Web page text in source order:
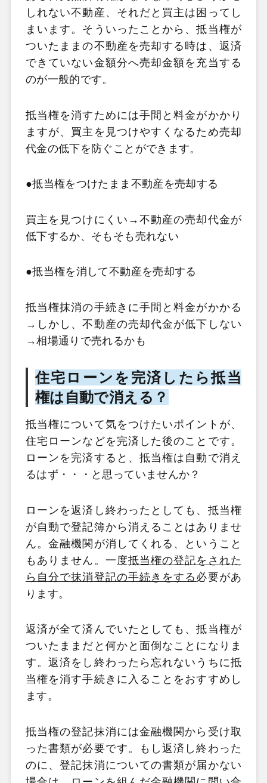
しれない不動産、それだと買主は困ってし
まいます。そういったことから、抵当権が
ついたままの不動産を売却する時は、返済
できていない金額分へ売却金額を充当する
のが一般的です。
抵当権を消すためには手間と料金がかかり
ますが、買主を見つけやすくなるため売却
代金の低下を防ぐことができます。
●抵当権をつけたまま不動産を売却する
買主を見つけにくい→不動産の売却代金が
低下するか、そもそも売れない
●抵当権を消して不動産を売却する
抵当権抹消の手続きに手間と料金がかかる
→しかし、不動産の売却代金が低下しない
→相場通りで売れるかも
住宅ローンを完済したら抵当
権は自動で消える？
抵当権について気をつけたいポイントが、
住宅ローンなどを完済した後のことです。
ローンを完済すると、抵当権は自動で消え
るはず・・・と思っていませんか？
ローンを返済し終わったとしても、抵当権
が自動で登記簿から消えることはありませ
ん。金融機関が消してくれる、ということ
もありません。一度抵当権の登記をされた
ら自分で抹消登記の手続きをする 必要があ
ります。
返済が全て済んでいたとしても、抵当権が
ついたままだと何かと面倒なことになりま
す。返済をし終わったら忘れないうちに抵
当権を消す手続きに入ることをおすすめし
ます。
抵当権の登記抹消には金融機関から受け取
った書類が必要です。もし返済し終わった
のに、登記抹消についての書類が届かない